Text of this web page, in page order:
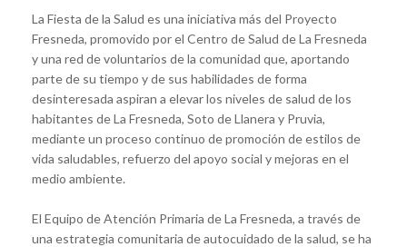
La Fiesta de la Salud es una iniciativa más del Proyecto
Fresneda, promovido por el Centro de Salud de La Fresneda
y una red de voluntarios de la comunidad que, aportando
parte de su tiempo y de sus habilidades de forma
desinteresada aspiran a elevar los niveles de salud de los
habitantes de La Fresneda, Soto de Llanera y Pruvia,
mediante un proceso continuo de promoción de estilos de
vida saludables, refuerzo del apoyo social y mejoras en el
medio ambiente.
El Equipo de Atención Primaria de La Fresneda, a través de
una estrategia comunitaria de autocuidado de la salud, se ha